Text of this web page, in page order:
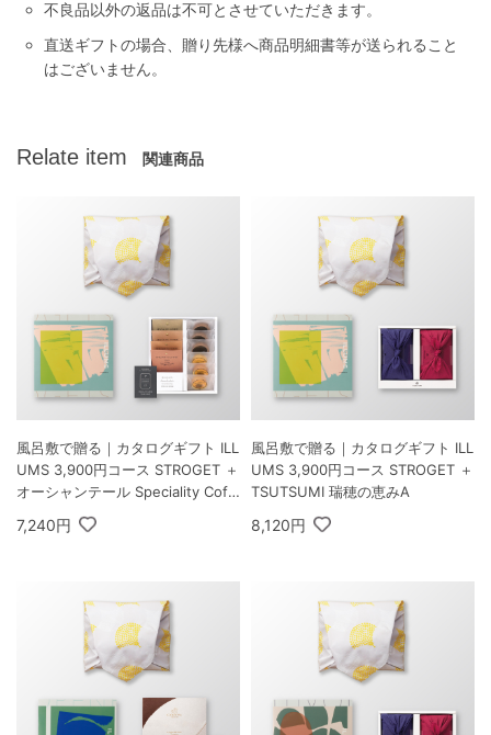
不良品以外の返品は不可とさせていただきます。
直送ギフトの場合、贈り先様へ商品明細書等が送られること
はございません。
Relate item 関連商品
風呂敷で贈る｜カタログギフト ILL
UMS 3,900円コース STROGET ＋
オーシャンテール Speciality Coff
ee＆バームセット A
7,240円
風呂敷で贈る｜カタログギフト ILL
UMS 3,900円コース STROGET ＋
TSUTSUMI 瑞穂の恵みA
8,120円